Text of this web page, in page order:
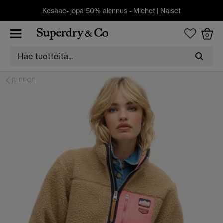
Kesäae- jopa 50% alennus - Miehet | Naiset
0
FLEECE